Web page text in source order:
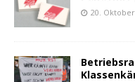
20. Oktober